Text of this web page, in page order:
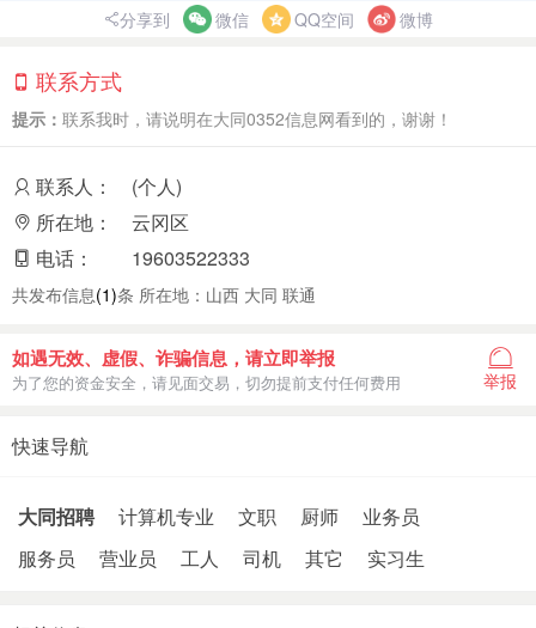
分享到 微信 QQ空间 微博
联系方式
提示： 联系我时，请说明在大同0352信息网看到的，谢谢！
联系人：
(个人)
所在地：
云冈区
电话：
19603522333
共发布信息(1)条 所在地：山西 大同 联通
如遇无效、虚假、诈骗信息，请立即举报
为了您的资金安全，请见面交易，切勿提前支付任何费用 举报
快速导航
大同招聘 计算机专业 文职 厨师
业务员
服务员
营业员 工人 司机 其它 实习生